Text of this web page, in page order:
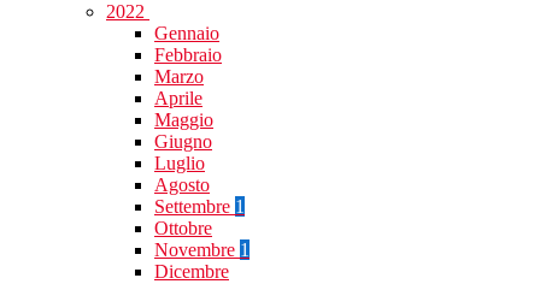
2022
Gennaio
Febbraio
Marzo
Aprile
Maggio
Giugno
Luglio
Agosto
Settembre 1
Ottobre
Novembre 1
Dicembre